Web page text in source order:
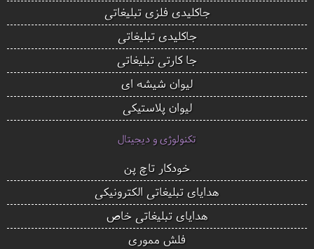
جاکلیدی فلزی تبلیغاتی
جاکلیدی تبلیغاتی
جا کارتی تبلیغاتی
لیوان شیشه ای
لیوان پلاستیکی
تکنولوژی و دیجیتال
خودکار تاچ پن
هدایای تبلیغاتی الکترونیکی
هدایای تبلیغاتی خاص
فلش مموری